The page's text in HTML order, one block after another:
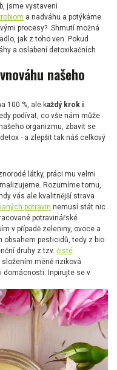
jsme vystaveni
a nadváhu a potýkáme
procesy? Shrnutí možná
jak z toho ven. Pokud
a oslabení detoxikačních
našeho
100 %, ale každý krok i
podívat, co vše nám může
organizmu, zbavit se
- a zlepšit tak náš celkový
látky, práci mu velmi
Rozumíme tomu,
vás ale kvalitnější strava
potravin nemusí stát nic
potravinářské
v případě zeleniny, ovoce a
obsahem pesticidů, tedy z bio
druhy z tzv. čisté
méně riziková
domácnosti. Inpirujte se v